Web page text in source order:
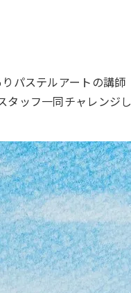
パステルアートの講師
タッフ一同チャレンジし